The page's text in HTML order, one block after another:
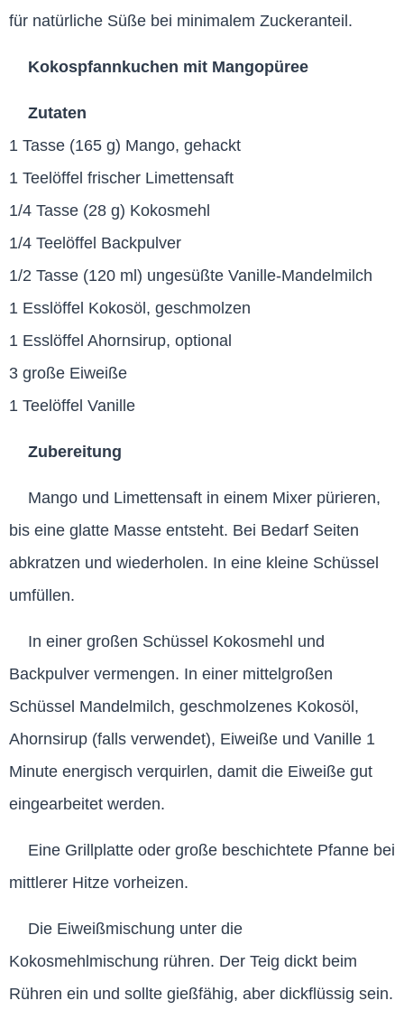
für natürliche Süße bei minimalem Zuckeranteil.
Kokospfannkuchen mit Mangopüree
Zutaten
1 Tasse (165 g) Mango, gehackt
1 Teelöffel frischer Limettensaft
1/4 Tasse (28 g) Kokosmehl
1/4 Teelöffel Backpulver
1/2 Tasse (120 ml) ungesüßte Vanille-Mandelmilch
1 Esslöffel Kokosöl, geschmolzen
1 Esslöffel Ahornsirup, optional
3 große Eiweiße
1 Teelöffel Vanille
Zubereitung
Mango und Limettensaft in einem Mixer pürieren,
bis eine glatte Masse entsteht. Bei Bedarf Seiten
abkratzen und wiederholen. In eine kleine Schüssel
umfüllen.
In einer großen Schüssel Kokosmehl und
Backpulver vermengen. In einer mittelgroßen
Schüssel Mandelmilch, geschmolzenes Kokosöl,
Ahornsirup (falls verwendet), Eiweiße und Vanille 1
Minute energisch verquirlen, damit die Eiweiße gut
eingearbeitet werden.
Eine Grillplatte oder große beschichtete Pfanne bei
mittlerer Hitze vorheizen.
Die Eiweißmischung unter die
Kokosmehlmischung rühren. Der Teig dickt beim
Rühren ein und sollte gießfähig, aber dickflüssig sein.